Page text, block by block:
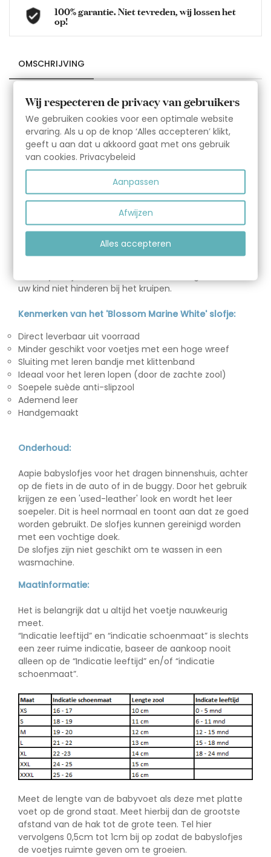
100% garantie. Niet tevreden, wij lossen het
op!
OMSCHRIJVING
Omschrijving:
Marineblauw leren ballerina slofje met witte bloem en
klittenband sluiting.
Het Aapie babyslofje 'Blossom Marine White' is
gemaakt van 100% zacht leer met suède antislip
zooltjes wat in de kruip en eerste loopfase extra grip
geeft.
Deze slofjes sluiten met klittenband en blijven zeer
goed aan het voetje van uw kind zitten. Aapie
babyschoenen gebruikt voor de slofjes zacht leer wat
de voetjes laat ademen, zodat de babyvoetjes niet
uw kind niet hinderen bij het kruipen.
Kenmerken van het 'Blossom Marine White' slofje:
Direct leverbaar uit voorraad
Minder geschikt voor voetjes met een hoge wreef
Sluiting met leren bandje met klittenband
Ideaal voor het leren lopen (door de zachte zool)
Soepele suède anti-slipzool
Ademend leer
Handgemaakt
Onderhoud:
Aapie babyslofjes voor het dragen binnenshuis, achter
op de fiets in de auto of in de buggy. Door het gebruik
krijgen ze een 'used-leather' look en wordt het leer
soepeler. Dit is heel normaal en toont aan dat ze goed
worden gebruikt. De slofjes kunnen gereinigd worden
met een vochtige doek.
De slofjes zijn niet geschikt om te wassen in een
wasmachine.
Maatinformatie:
Het is belangrijk dat u altijd het voetje nauwkeurig
meet.
“Indicatie leeftijd” en “indicatie schoenmaat” is slechts
een zeer ruime indicatie, baseer de aankoop nooit
alleen op de “Indicatie leeftijd” en/of “indicatie
schoenmaat”.
Meet de lengte van de babyvoet als deze met platte
voet op de grond staat. Meet hierbij dan de grootste
afstand van de hak tot de grote teen. Tel hier
vervolgens 0,5cm tot 1cm bij op zodat de babyslofjes
de voetjes ruimte geven om te groeien.
Wij respecteren de privacy van gebruikers
We gebruiken cookies voor een optimale website
ervaring. Als u op de knop ‘Alles accepteren’ klikt,
geeft u aan dat u akkoord gaat met ons gebruik
van cookies.Privacybeleid
Aanpassen
Afwijzen
Alles accepteren